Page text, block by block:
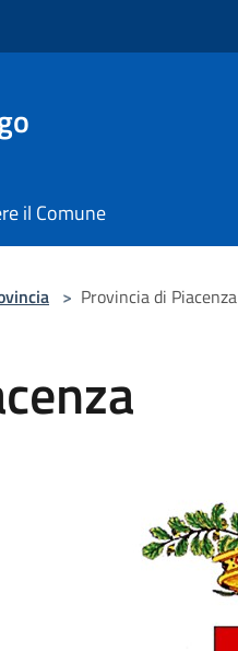
il Comune
> Provincia di Piacenza